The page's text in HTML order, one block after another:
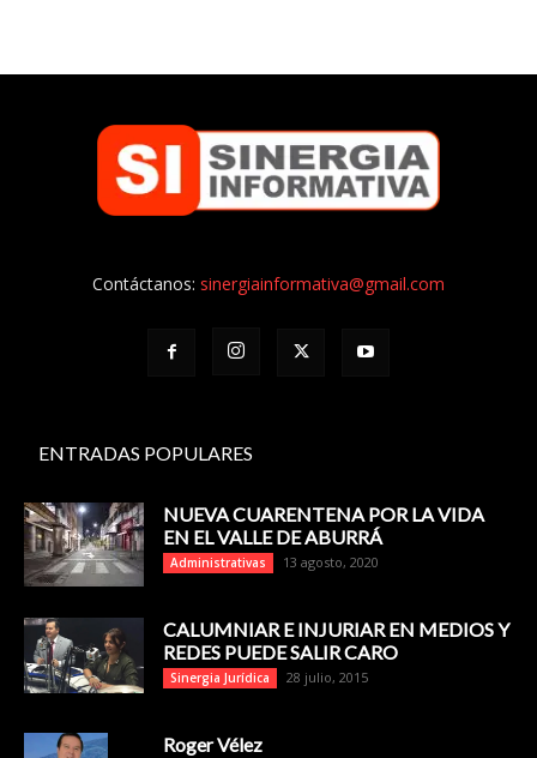
Contáctanos: sinergiainformativa@gmail.com
ENTRADAS POPULARES
NUEVA CUARENTENA POR LA VIDA
EN EL VALLE DE ABURRÁ
Administrativas 13 agosto, 2020
CALUMNIAR E INJURIAR EN MEDIOS Y
REDES PUEDE SALIR CARO
Sinergia Jurídica 28 julio, 2015
Roger Vélez